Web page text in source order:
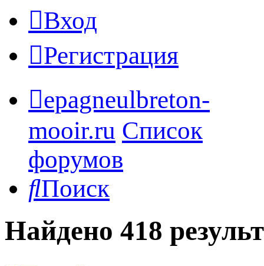
Вход
Регистрация
epagneulbreton-
mooir.ru Список
форумов
Поиск
Найдено 418